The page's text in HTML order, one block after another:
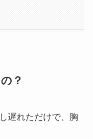
？
遅れただけで、胸